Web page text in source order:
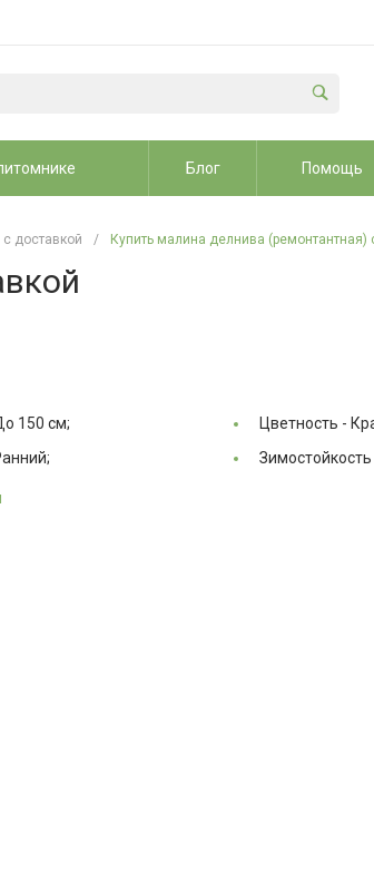
Блог Помощь
доставкой / Купить малина делнива (ремонтантная)
150 см; Цветность -
Зимостойкость